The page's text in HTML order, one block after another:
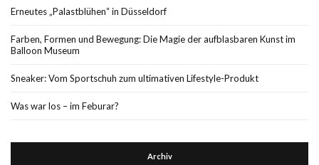
Erneutes „Palastblühen“ in Düsseldorf
Farben, Formen und Bewegung: Die Magie der aufblasbaren Kunst im
Balloon Museum
Sneaker: Vom Sportschuh zum ultimativen Lifestyle-Produkt
Was war los – im Feburar?
Archiv